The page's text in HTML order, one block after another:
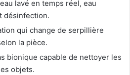
lavé en temps réel, eau
désinfection.
qui change de serpillière
la pièce.
bionique capable de nettoyer les
objets.